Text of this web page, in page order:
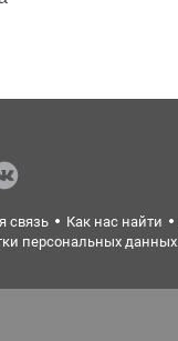
связь Как нас найти
персональных данных